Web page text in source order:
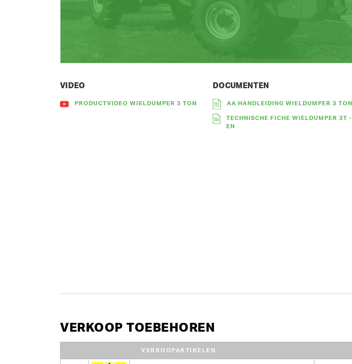
VIDEO
PRODUCTVIDEO WIELDUMPER 3 TON
DOCUMENTEN
AA HANDLEIDING WIELDUMPER 3 TON
TECHNISCHE FICHE WIELDUMPER 3T -
EN
VERKOOP TOEBEHOREN
VERKOOPARTIKELEN